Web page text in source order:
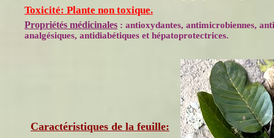
Toxicité: Plante non toxique.
Propriétés médicinales : antioxydantes, antimicrobiennes,
analgésiques, antidiabétiques et hépatoprotectrices.
Caractéristiques de la feuille: